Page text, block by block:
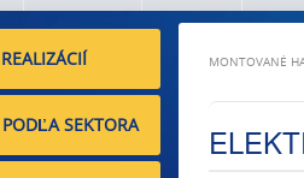
SEKTORA
MONTOVANÉ